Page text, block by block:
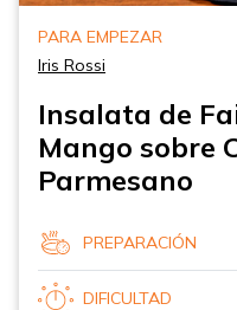
PARA EMPEZAR
Iris Rossi
Insalata de
Mango sobre
Parmesano
PREPARACIÓN
DIFICULTAD